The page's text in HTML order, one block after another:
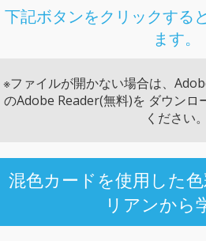
下記ボタンをクリックする
ます。
※ファイルが開かない場合は、
のAdobe Reader(無料)を ダウンロ
ください。
混色カードを使用した
リアンから